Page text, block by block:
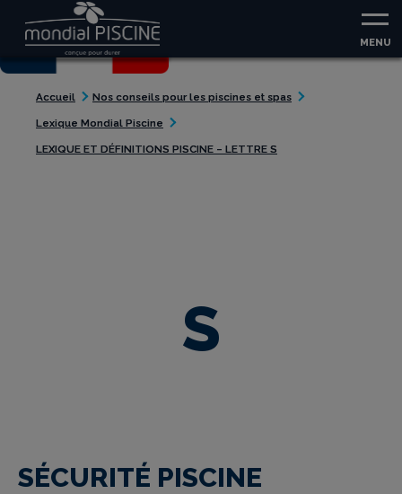
MENU
Accueil Nos conseils pour les piscines et spas
Lexique Mondial Piscine
LEXIQUE ET DÉFINITIONS PISCINE – LETTRE S
S
SÉCURITÉ PISCINE